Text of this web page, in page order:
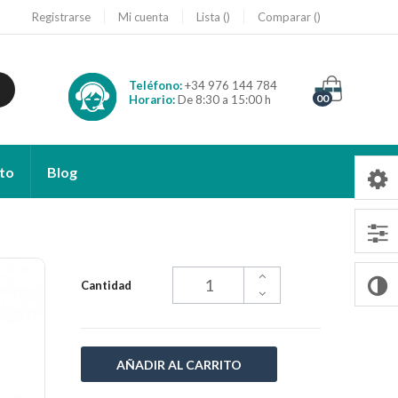
Registrarse Mi cuenta Lista Comparar
Teléfono:+34 976 144 784
Horario:De 8:30 a 15:00 h 00
Blog
Cantidad
AÑADIR AL CARRITO